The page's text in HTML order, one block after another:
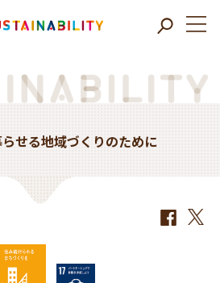
せる地域づくりのために